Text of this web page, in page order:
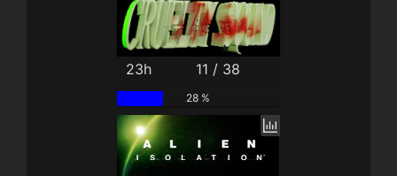
23h 11 / 38
28 %